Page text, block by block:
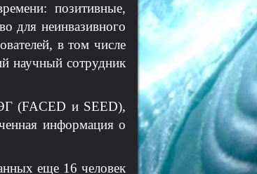
позитивные,
для неинвазивного
в том числе
научный сотрудник
(FACED и SEED),
информация о
еще 16 человек